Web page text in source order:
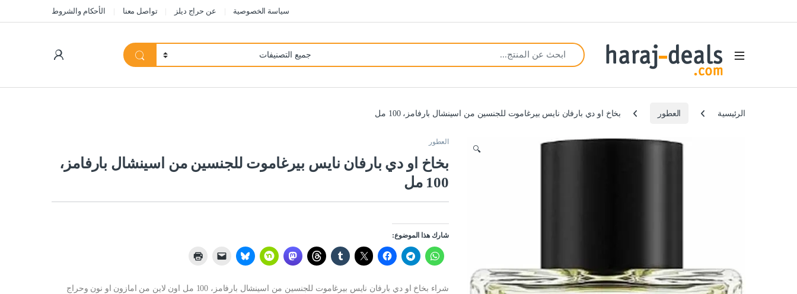
سياسة الخصوصية عن حراج ديلز تواصل معنا الأحكام والشروط
Open
Search for:
الرئيسية العطور بخاخ او دي بارفان نايس بيرغاموت للجنسين من اسينشال بارفامز، 100 مل
🔍
العطور
بخاخ او دي بارفان نايس بيرغاموت للجنسين من اسينشال بارفامز،
100 مل
شارك هذا الموضوع:
شراء بخاخ او دي بارفان نايس بيرغاموت للجنسين من اسينشال بارفامز، 100 مل اون لاين من امازون او نون وحراج